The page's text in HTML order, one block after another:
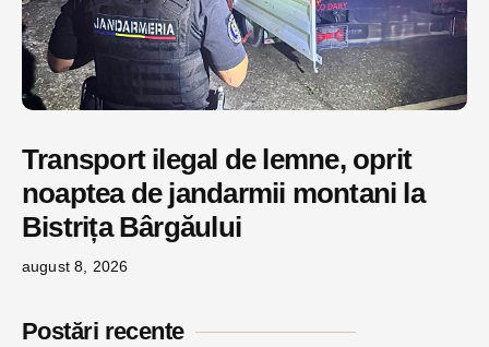
Transport ilegal de lemne, oprit
noaptea de jandarmii montani la
Bistrița Bârgăului
august 8, 2026
Postări recente